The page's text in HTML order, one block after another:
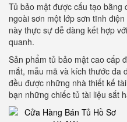
Tủ bảo mật được cấu tạo bằng
ngoài sơn một lớp sơn tĩnh
này thực sự dễ dàng kết hợp
quanh.
Sản phẩm tủ bảo mật cao cấp
mắt, mẫu mã và kích thước đa
đều được những nhà thiết kế
bạn những chiếc tủ tài liệu sắt